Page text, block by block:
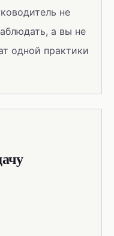
не
а вы не
одной практики